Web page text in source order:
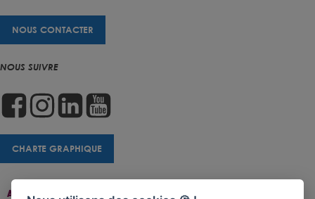
Accueil Contact Plan Du Site Accessibilité
NOUS CONTACTER
NOUS SUIVRE
CHARTE GRAPHIQUE